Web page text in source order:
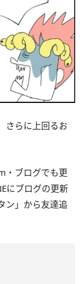
さらに上回るお
ブログでも更
にブログの更新
ン」から友達追